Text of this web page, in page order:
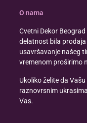
O nama
Cvetni Dekor
delatnost bila
usavršavanje našeg
vremenom proširimo
Ukoliko želite da
raznovrsnim
Vas.